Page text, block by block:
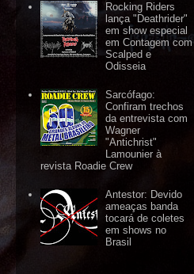
Rocking Riders
lança "Deathrider"
em show especial
em Contagem com
Scalped e
Odisseia
Sarcófago:
Confiram trechos
da entrevista com
Wagner
"Antichrist"
Lamounier à
revista Roadie Crew
Antestor: Devido
ameaças banda
tocará de coletes
em shows no
Brasil